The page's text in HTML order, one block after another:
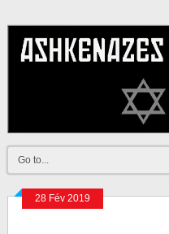
28 Fév 2019